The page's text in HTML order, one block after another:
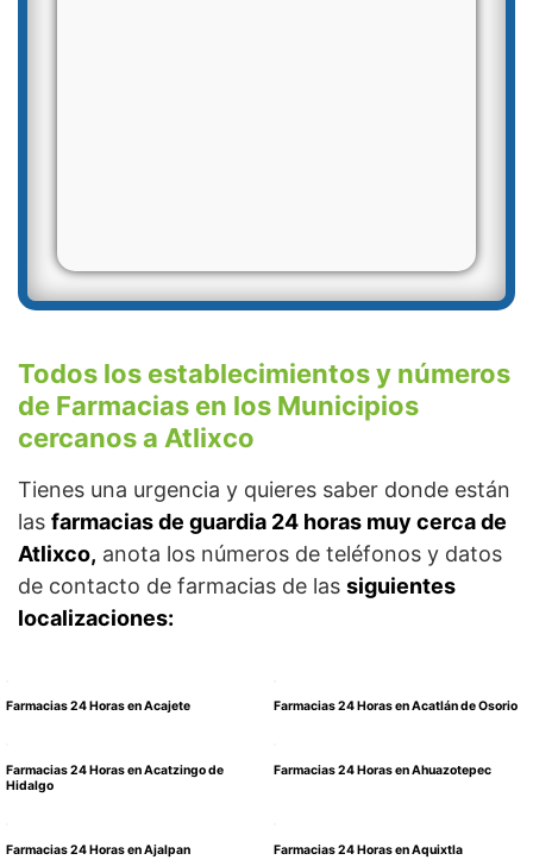
Todos los establecimientos y números
de Farmacias en los Municipios
cercanos a Atlixco
Tienes una urgencia y quieres saber donde están
las farmacias de guardia 24 horas muy cerca de
Atlixco, anota los números de teléfonos y datos
de contacto de farmacias de las siguientes
localizaciones:
Farmacias 24 Horas en Acajete Farmacias 24 Horas en Acatlán de Osorio
Farmacias 24 Horas en Acatzingo de
Hidalgo
Farmacias 24 Horas en Ahuazotepec
Farmacias 24 Horas en Ajalpan Farmacias 24 Horas en Aquixtla